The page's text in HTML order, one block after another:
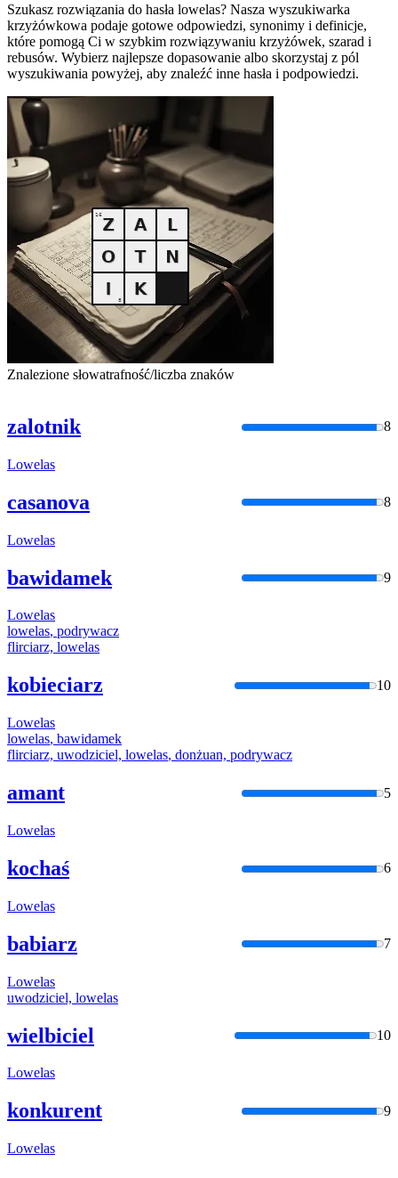
Szukasz rozwiązania do hasła lowelas? Nasza wyszukiwarka
krzyżówkowa podaje gotowe odpowiedzi, synonimy i definicje,
które pomogą Ci w szybkim rozwiązywaniu krzyżówek, szarad i
rebusów. Wybierz najlepsze dopasowanie albo skorzystaj z pól
wyszukiwania powyżej, aby znaleźć inne hasła i podpowiedzi.
Znalezione słowatrafność/liczba znaków
zalotnik 8
Lowelas
casanova 8
Lowelas
bawidamek 9
Lowelas
lowelas, podrywacz
flirciarz, lowelas
kobieciarz 10
Lowelas
lowelas, bawidamek
flirciarz, uwodziciel, lowelas, donżuan, podrywacz
amant 5
Lowelas
kochaś 6
Lowelas
babiarz 7
Lowelas
uwodziciel, lowelas
wielbiciel 10
Lowelas
konkurent 9
Lowelas